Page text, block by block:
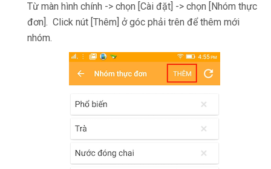
Từ màn hình chính -> chọn [Cài đặt] -> chọn [Nhóm thực
đơn]. Click nút [Thêm] ở góc phải trên để thêm mới
nhóm.